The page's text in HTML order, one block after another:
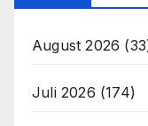
August 2026
Juli 2026 (174)